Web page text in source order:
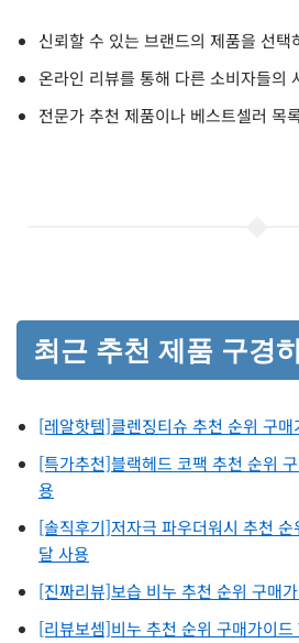
신뢰할 수 있는 브랜드의 제품을 선
온라인 리뷰를 통해 다른 소비자들의
전문가 추천 제품이나 베스트셀러 목
최근 추천 제품 구경
[레알핫템]클렌징티슈 추천 순위 구
[특가추천]블랙헤드 코팩 추천 순위
용
[솔직후기]저자극 파우더워시 추천
달 사용
[진짜리뷰]보습 비누 추천 순위 구매
[리뷰보셈]비누 추천 순위 구매가이